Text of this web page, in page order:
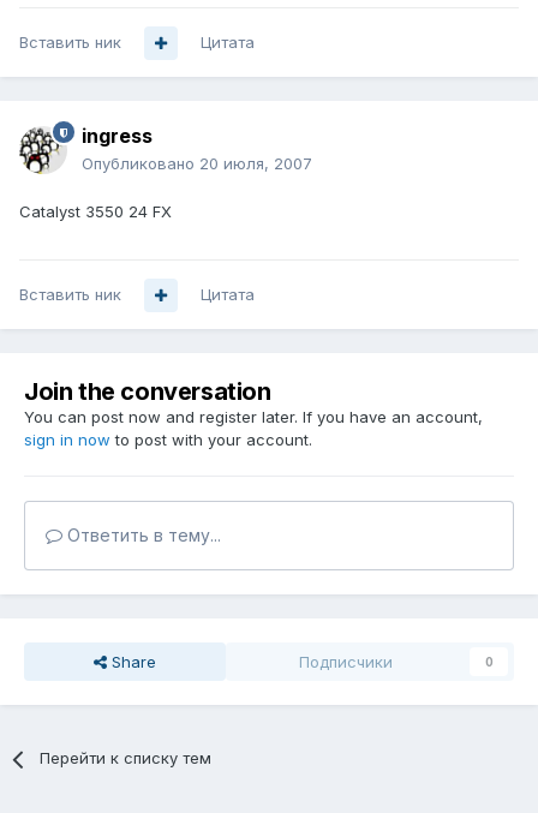
Вставить ник Цитата
ingress
Опубликовано 20 июля, 2007
Catalyst 3550 24 FX
Вставить ник Цитата
Join the conversation
You can post now and register later. If you have an account,
sign in now to post with your account.
Ответить в тему...
Share Подписчики 0
Перейти к списку тем